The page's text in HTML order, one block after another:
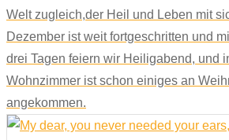
Welt zugleich,der Heil und Leben mit
Dezember ist weit fortgeschritten und
drei Tagen feiern wir Heiligabend, und
Wohnzimmer ist schon einiges an
angekommen.